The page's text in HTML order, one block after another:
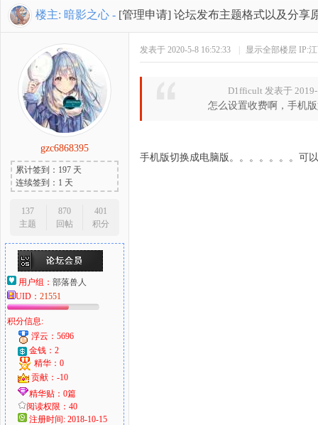
巨
爱
» › › ›
楼主: 暗影之心 - [管理申请] 论坛发布主题格式以及分享
gzc6868395
累计签到：197 天
连续签到：1 天
137
主题
870
回帖
401
积分
用户组： 部落兽人
UID： 21551
积分信息:
浮云：5696
金钱：2
精华：0
贡献：-10
精华贴：0篇
阅读权限：40
注册时间: 2018-10-15
发表于 2020-5-8 16:52:33 显示全部楼层 IP:
D1fficult 发表于
怎么设置收费啊，手机
手机版切换成电脑版。。。。。。。可